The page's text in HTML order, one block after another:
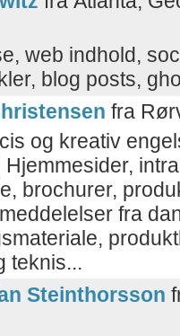
web indhold,
blog posts,
fra
og kreativ
brochurer,
fra
teknis...
Steinthorsson